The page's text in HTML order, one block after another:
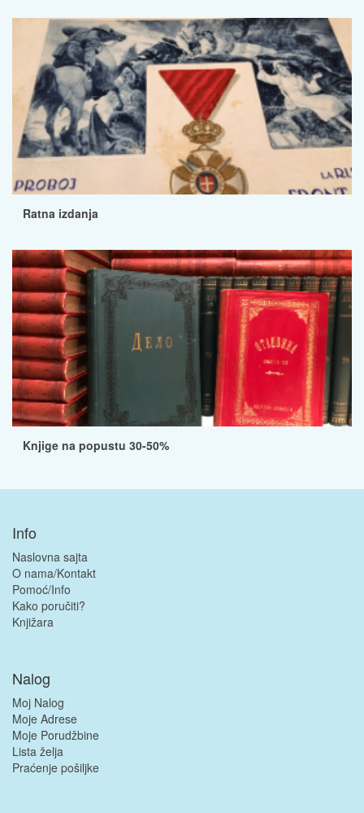
Ratna izdanja
Knjige na popustu 30-50%
Info
Naslovna sajta
O nama/Kontakt
Pomoć/Info
Kako poručiti?
Knjižara
Nalog
Moj Nalog
Moje Adrese
Moje Porudžbine
Lista želja
Praćenje pošiljke